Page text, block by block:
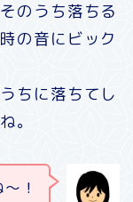
のうち落ちる
の音にビック
ちに落ちてし
。
！